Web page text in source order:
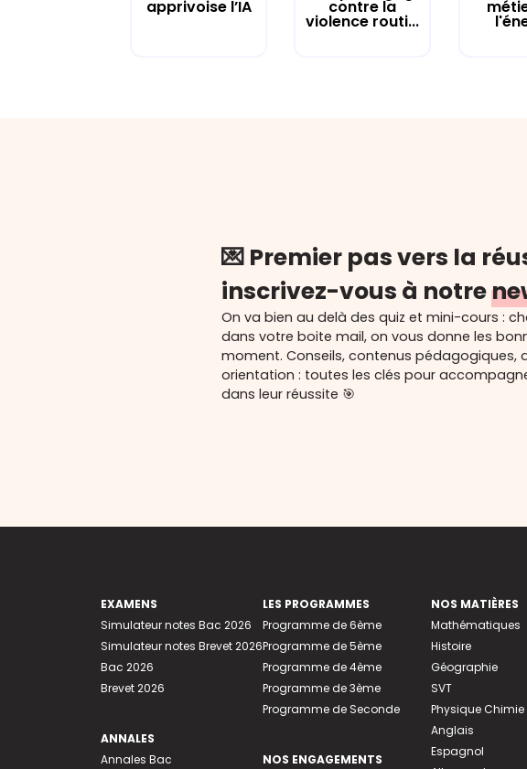
apprivoise l’IA contre la
violence routi...
💌 Premier pas vers la
inscrivez-vous à notre
On va bien au delà des quiz et mini-cours :
dans votre boite mail, on vous donne les
moment. Conseils, contenus pédagogiques,
orientation : toutes les clés pour
dans leur réussite 🎯
EXAMENS
Simulateur notes Bac 2026
Simulateur notes Brevet 2026
Bac 2026
Brevet 2026
ANNALES
Annales Bac
LES PROGRAMMES
Programme de 6ème
Programme de 5ème
Programme de 4ème
Programme de 3ème
Programme de Seconde
NOS ENGAGEMENTS
NOS MATIÈRES
Mathématiques
Histoire
Géographie
SVT
Physique Chimie
Anglais
Espagnol